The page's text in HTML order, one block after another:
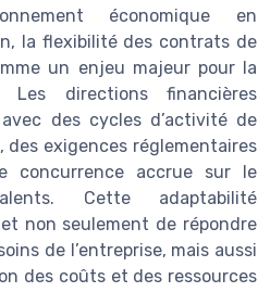
économique en
la flexibilité des contrats de
un enjeu majeur pour la
Les directions financières
des cycles d’activité de
des exigences réglementaires
concurrence accrue sur le
Cette adaptabilité
non seulement de répondre
de l’entreprise, mais aussi
des coûts et des ressources